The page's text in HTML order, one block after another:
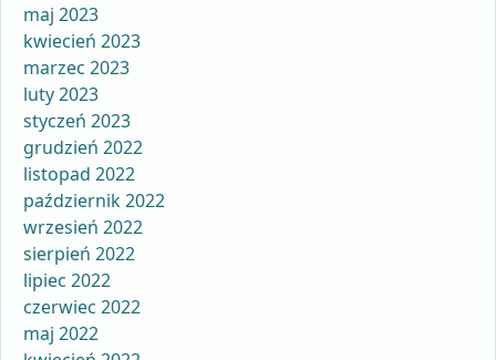
maj 2023
kwiecień 2023
marzec 2023
luty 2023
styczeń 2023
grudzień 2022
listopad 2022
październik 2022
wrzesień 2022
sierpień 2022
lipiec 2022
czerwiec 2022
maj 2022